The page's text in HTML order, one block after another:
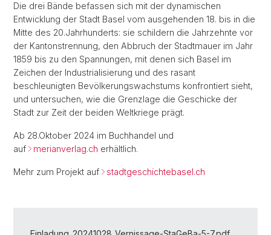
Die drei Bände befassen sich mit der dynamischen
Entwicklung der Stadt Basel vom ausgehenden 18. bis in die
Mitte des 20.Jahrhunderts: sie schildern die Jahrzehnte vor
der Kantonstrennung, den Abbruch der Stadtmauer im Jahr
1859 bis zu den Spannungen, mit denen sich Basel im
Zeichen der Industrialisierung und des rasant
beschleunigten Bevölkerungswachstums konfrontiert sieht,
und untersuchen, wie die Grenzlage die Geschicke der
Stadt zur Zeit der beiden Weltkriege prägt.
Ab 28.Oktober 2024 im Buchhandel und
auf
merianverlag.ch erhältlich.
Mehr zum Projekt auf stadtgeschichtebasel.ch